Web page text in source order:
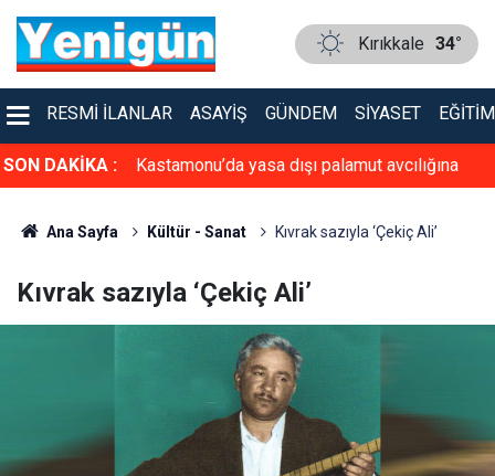
Kırıkkale 34°
RESMI İLANLAR ASAYIŞ GÜNDEM SIYASET EĞITIM
SON DAKİKA :
yeniden Kastamonu’da yasa dışı palamut avcılığına
Ana Sayfa Kültür - Sanat Kıvrak sazıyla ‘Çekiç Ali’
Kıvrak sazıyla ‘Çekiç Ali’